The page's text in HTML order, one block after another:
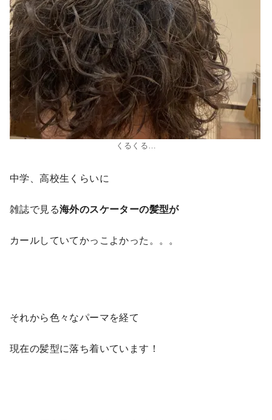
くるくる…
中学、高校生くらいに
雑誌で見る海外のスケーターの髪型が
カールしていてかっこよかった。。。
それから色々なパーマを経て
現在の髪型に落ち着いています！